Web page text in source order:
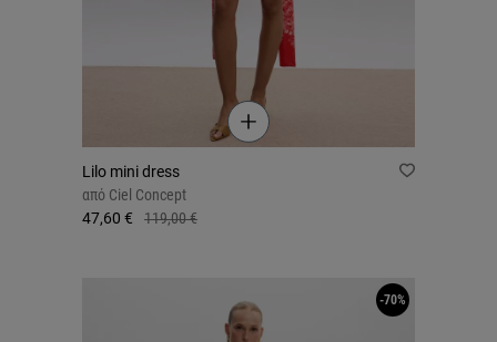
Lilo mini dress
από Ciel Concept
47,60 €
119,00 €
-70%